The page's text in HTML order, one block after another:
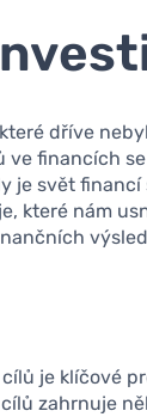
dříve
ve financích
je svět
které nám
je klíčové
zahrnuje